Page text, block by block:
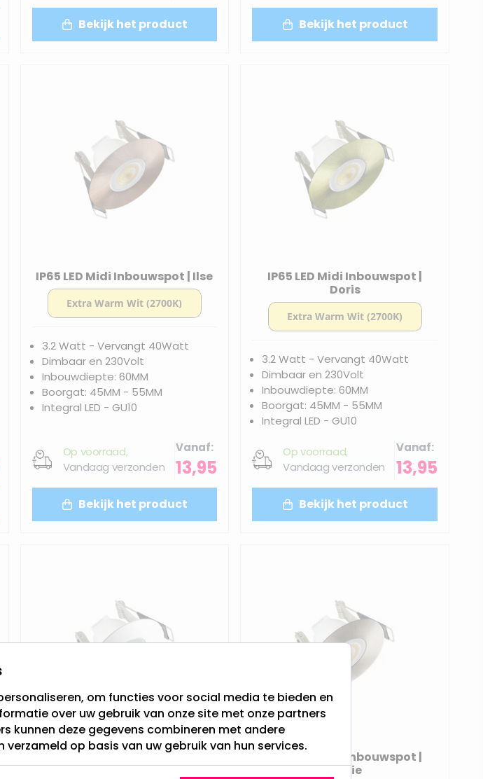
Bekijk het product Bekijk het product
IP65 LED Midi Inbouwspot | Ilse
3.2 Watt - Vervangt 40Watt
Dimbaar en 230Volt
Inbouwdiepte: 60MM
Boorgat: 45MM - 55MM
Integral LED - GU10
Op voorraad,
Vandaag verzonden
Vanaf
13,95
Bekijk het product
IP65 LED Midi Inbouwspot |
Doris
3.2 Watt - Vervangt 40Watt
Dimbaar en 230Volt
Inbouwdiepte: 60MM
Boorgat: 45MM - 55MM
Integral LED - GU10
Op voorraad,
Vandaag verzonden
Vanaf
13,95
Bekijk het product
IP65 LED Midi Inbouwspot | Ady
IP65 LED Midi Inbouwspot |
Ankie
om functies voor social media te bieden en
over uw gebruik van onze site met onze partners
kunnen deze gegevens combineren met andere
op basis van uw gebruik van hun services.